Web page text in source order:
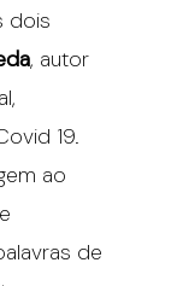
dois
, autor
19.
ao
de